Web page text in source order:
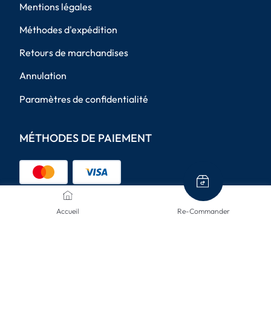
Accueil Re-Commander
Mentions légales
Méthodes d'expédition
Retours de marchandises
Annulation
Paramètres de confidentialité
MÉTHODES DE PAIEMENT